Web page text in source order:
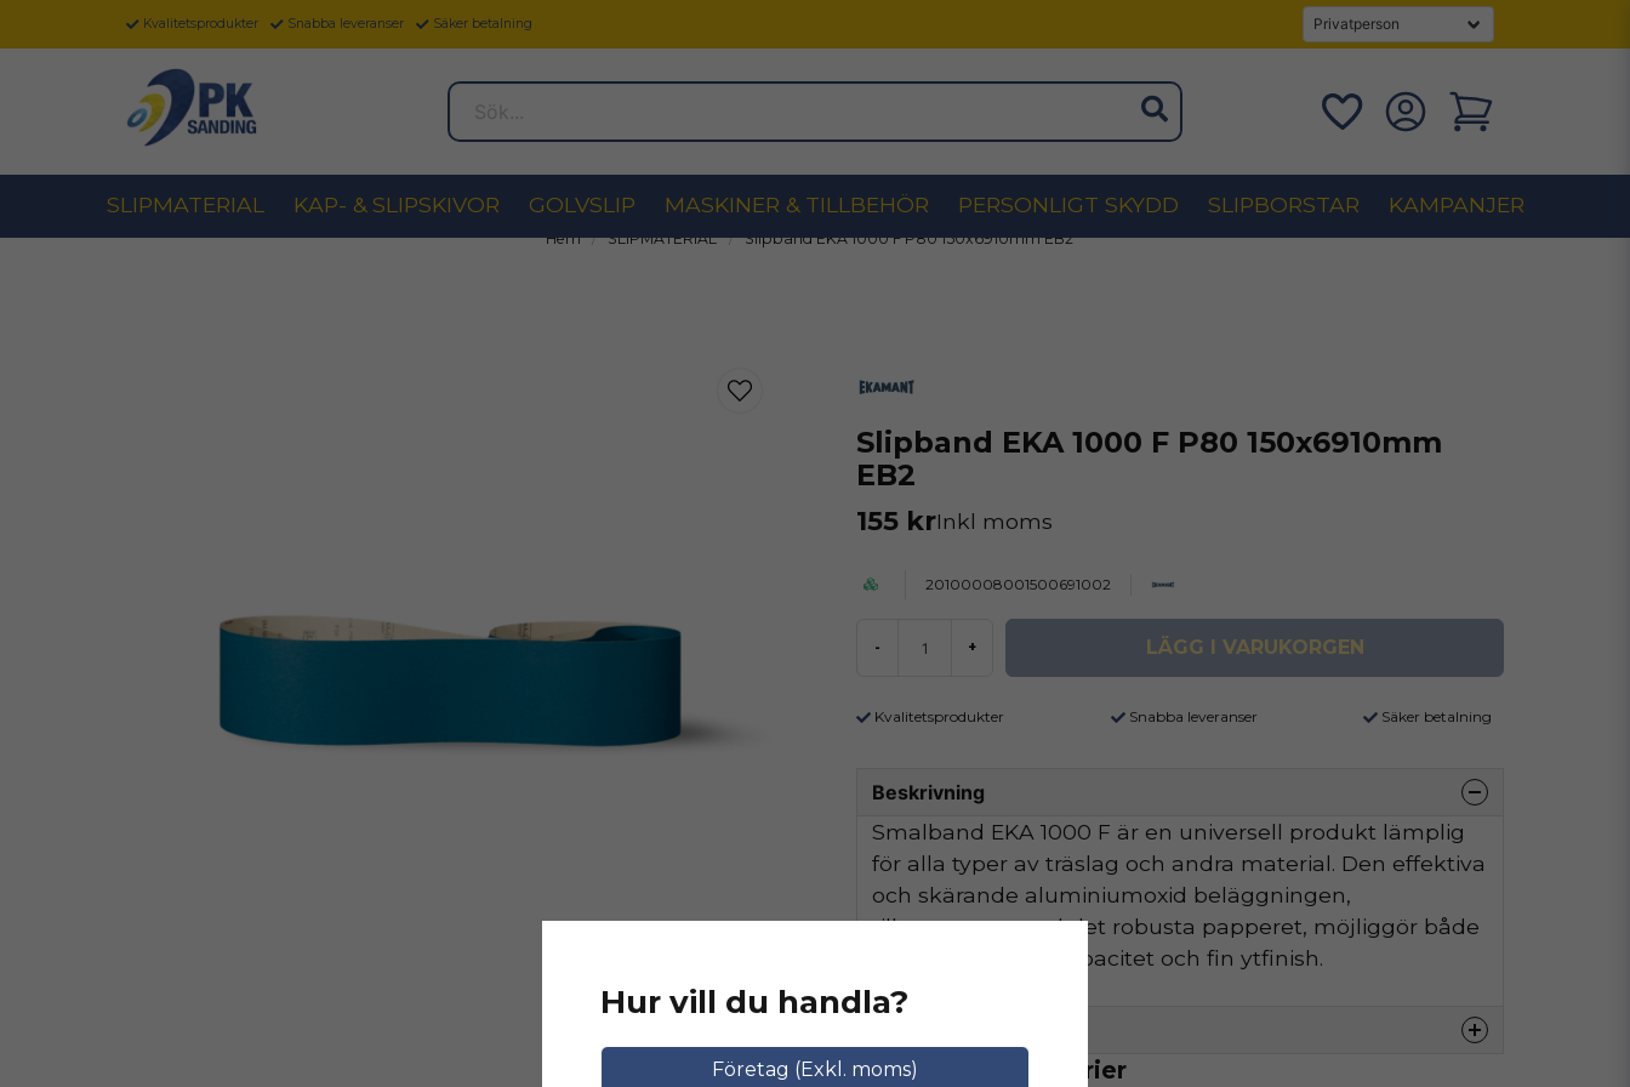
Kvalitetsprodukter Snabba leveranser Säker betalning
Sök...
SLIPMATERIAL KAP- & SLIPSKIVOR GOLVSLIP MASKINER & TILLBEHÖR PERSONLIGT SKYDD SLIPBORSTAR KAMPANJER
Hem SLIPMATERIAL Slipband EKA 1000 F P80 150x6910mm EB2
Slipband EKA 1000 F P80 150x6910mm
EB2
155 krInkl moms
20100008001500691002
- + LÄGG I VARUKORGEN
Kvalitetsprodukter Snabba leveranser Säker betalning
Beskrivning
Smalband EKA 1000 F är en universell produkt lämplig
för alla typer av träslag och andra material. Den effektiva
och skärande aluminiumoxid beläggningen,
tillsammans med det robusta papperet, möjliggör både
hög avverkningskapacitet och fin ytfinish.
Relaterade kategorier
Hur vill du handla?
Företag (Exkl. moms)